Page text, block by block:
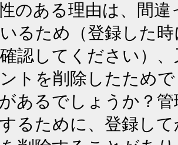
のある理由は、間
るため（登録した
認してください）
トを削除したため
あるでしょうか？
るために、登録し